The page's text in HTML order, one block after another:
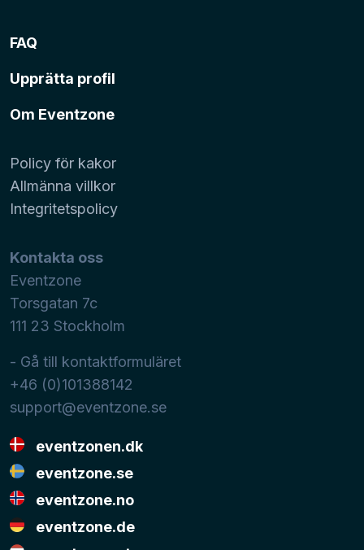
FAQ
Upprätta profil
Om Eventzone
Policy för kakor
Allmänna villkor
Integritetspolicy
Kontakta oss
Eventzone
Torsgatan 7c
111 23 Stockholm
- Gå till kontaktformuläret
+46 (0)101388142
support@eventzone.se
eventzonen.dk
eventzone.se
eventzone.no
eventzone.de